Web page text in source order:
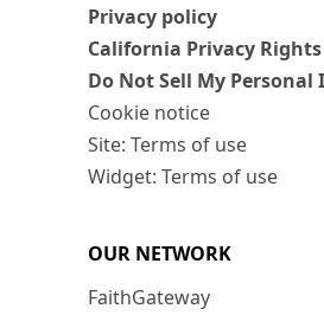
Privacy policy
California Privacy Rights
Do Not Sell My
Cookie notice
Site: Terms of use
Widget: Terms of use
OUR NETWORK
FaithGateway